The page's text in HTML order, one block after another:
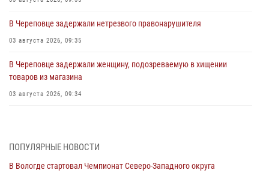
В Череповце задержали нетрезвого правонарушителя
03 августа 2026, 09:35
В Череповце задержали женщину, подозреваемую в хищении
товаров из магазина
03 августа 2026, 09:34
самбо
ПОПУЛЯРНЫЕ НОВОСТИ
В Вологде стартовал Чемпионат Северо-Западного округа